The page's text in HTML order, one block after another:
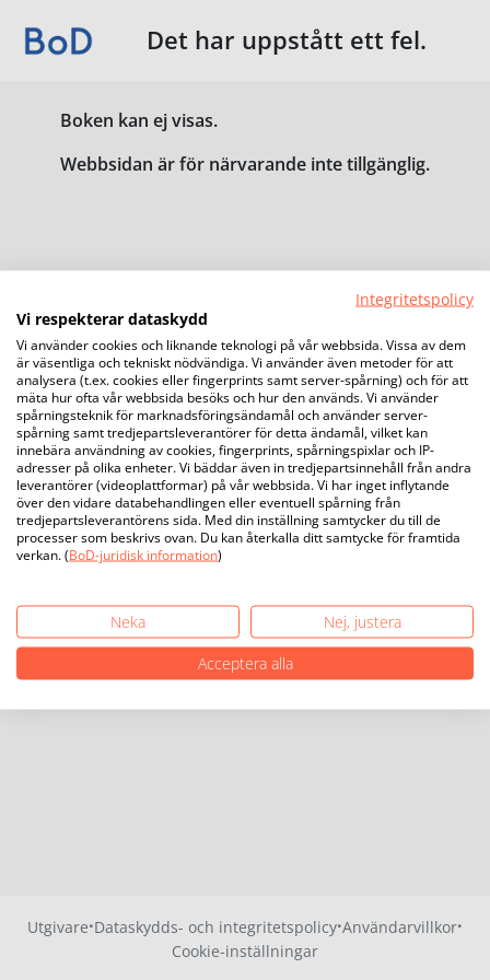
Det har uppstått ett fel.
Boken kan ej visas.
Webbsidan är för närvarande inte tillgänglig.
Utgivare·Dataskydds- och integritetspolicy·Användarvillkor·
Cookie-inställningar
Integritetspolicy
Vi respekterar dataskydd
Vi använder cookies och liknande teknologi på vår webbsida. Vissa av dem
är väsentliga och tekniskt nödvändiga. Vi använder även metoder för att
analysera (t.ex. cookies eller fingerprints samt server-spårning) och för att
mäta hur ofta vår webbsida besöks och hur den används. Vi använder
spårningsteknik för marknadsföringsändamål och använder server-
spårning samt tredjepartsleverantörer för detta ändamål, vilket kan
innebära användning av cookies, fingerprints, spårningspixlar och IP-
adresser på olika enheter. Vi bäddar även in tredjepartsinnehåll från andra
leverantörer (videoplattformar) på vår webbsida. Vi har inget inflytande
över den vidare databehandlingen eller eventuell spårning från
tredjepartsleverantörens sida. Med din inställning samtycker du till de
processer som beskrivs ovan. Du kan återkalla ditt samtycke för framtida
verkan. (BoD-juridisk information)
Neka
Nej, justera
Acceptera alla